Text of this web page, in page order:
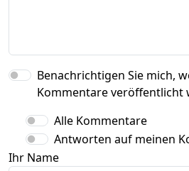
Benachrichtigen Sie mich,
Kommentare veröffentlicht
Alle Kommentare
Antworten auf meinen
Ihr Name